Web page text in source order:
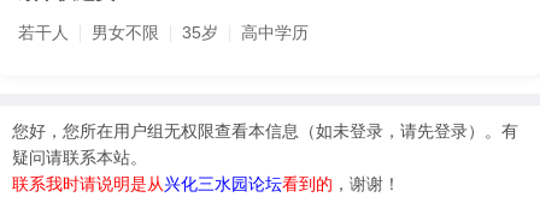
若干人 男女不限 35岁 高中学历
您好，您所在用户组无权限查看本信息（如未登录，请先登录）。有
疑问请联系本站。
联系我时请说明是从兴化三水园论坛看到的 ，谢谢！